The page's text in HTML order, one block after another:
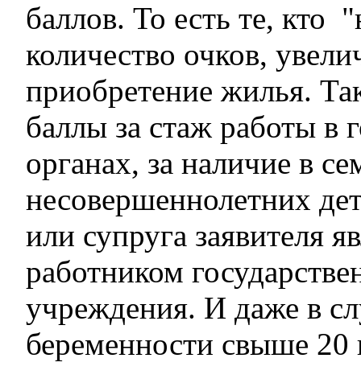
баллов. То есть те, кто
количество очков,
приобретение жилья.
баллы за стаж работы в
органах, за наличие в
несовершеннолетних
или супруга заявителя
работником
учреждения. И даже в
беременности свыше 20